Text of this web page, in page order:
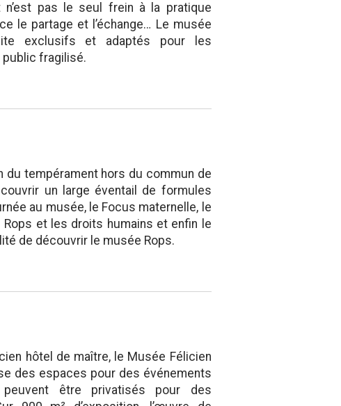
pas le seul frein à la pratique
le partage et l’échange… Le musée
exclusifs et adaptés pour les
fragilisé.
du tempérament hors du commun de
un large éventail de formules
au musée, le Focus maternelle, le
et les droits humains et enfin le
de découvrir le musée Rops.
hôtel de maître, le Musée Félicien
des espaces pour des événements
être privatisés pour des